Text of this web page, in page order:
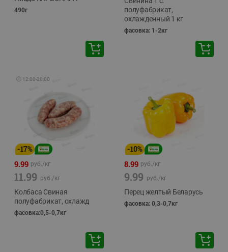
490г
полуфабрикат,
охлажденный 1 кг
фасовка: 1-2кг
🕘 12:00-20:00
-17%
9.99 руб./кг
11.99 руб./кг
Колбаса Свиная
полуфабрикат, охлажд
фасовка:0,5-0,7кг
-10%
8.99 руб./кг
9.99 руб./кг
Перец желтый Беларусь
фасовка: 0,3-0,7кг